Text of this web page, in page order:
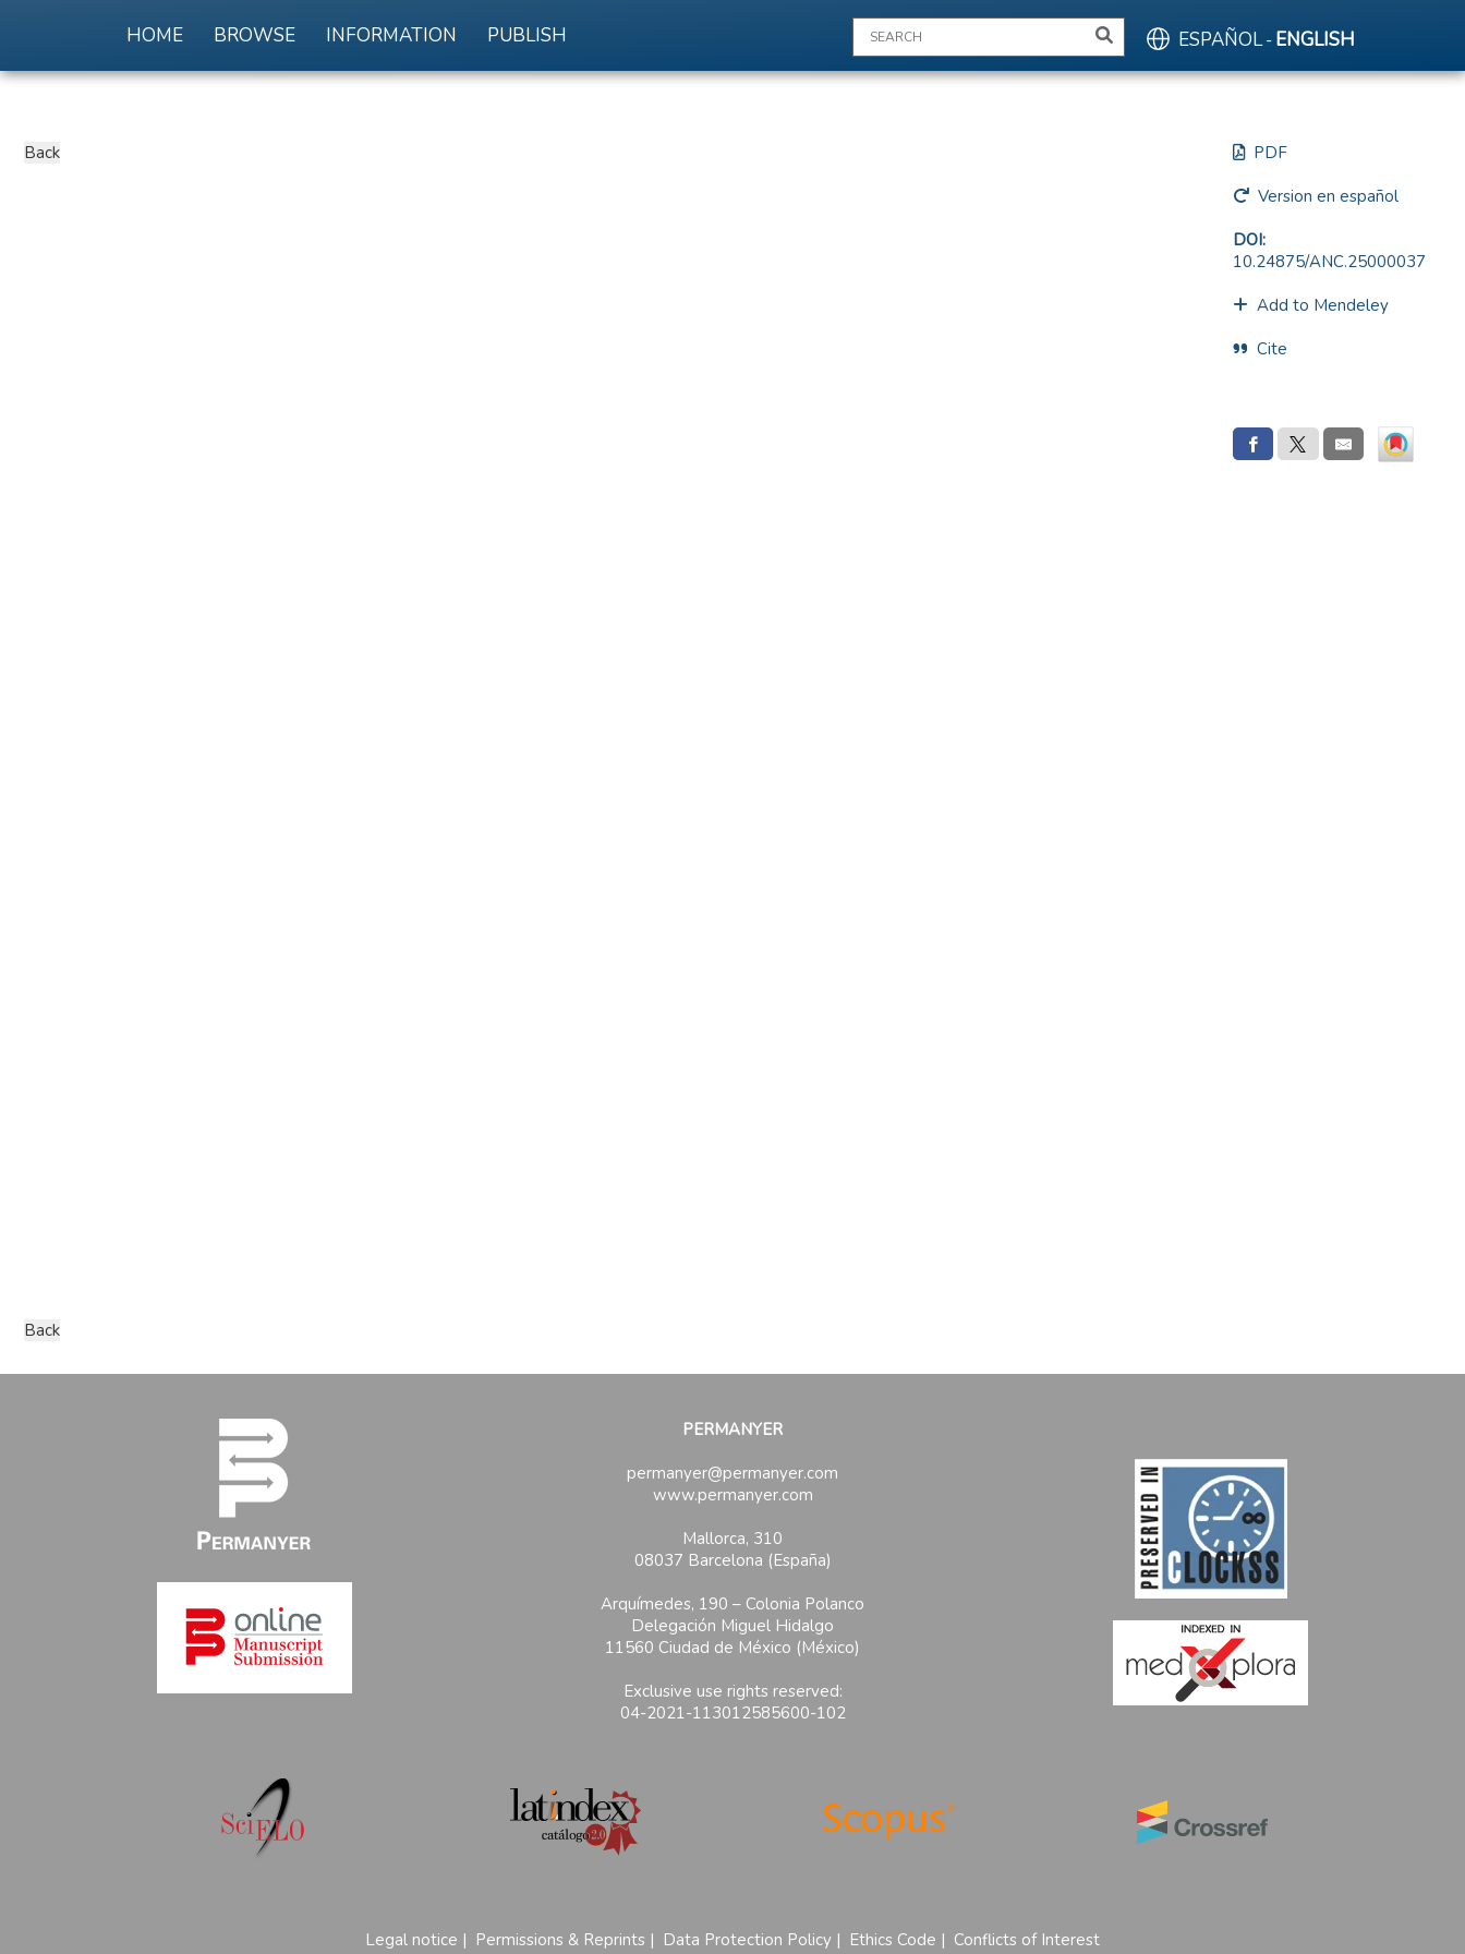
HOME BROWSE INFORMATION PUBLISH ESPAÑOL- ENGLISH
PDF
Version en español
DOI:
10.24875/ANC.25000037
Add to Mendeley
Cite
PERMANYER
permanyer@permanyer.com
www.permanyer.com
Mallorca, 310
08037 Barcelona (España)
Arquímedes, 190 – Colonia Polanco
Delegación Miguel Hidalgo
11560 Ciudad de México (México)
Exclusive use rights reserved:
04-2021-113012585600-102
Legal notice | Permissions & Reprints | Data Protection Policy | Ethics Code | Conflicts of Interest